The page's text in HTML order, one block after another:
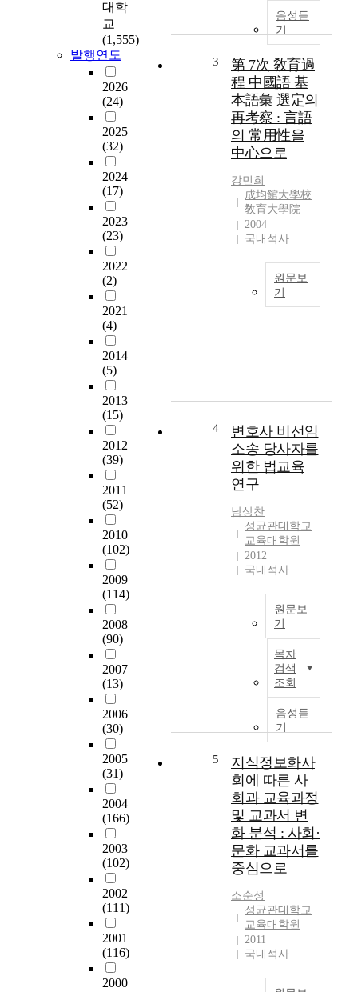
대학
교
(1,555)
발행연도
2026
(24)
2025
(32)
2024
(17)
2023
(23)
2022
(2)
2021
(4)
2014
(5)
2013
(15)
2012
(39)
2011
(52)
2010
(102)
2009
(114)
2008
(90)
2007
(13)
2006
(30)
2005
(31)
2004
(166)
2003
(102)
2002
(111)
2001
(116)
2000
나
음성듣
기
u
3
第 7次 敎育過
程 中國語 基
本語彙 選定의
再考察 : 言語
의 常用性을
中心으로
강민희
成均館大學校
敎育大學院
2004
국내석사
원문보
기
4
변호사 비선임
소송 당사자를
위한 법교육
연구
남상찬
성균관대학교
교육대학원
2012
국내석사
원문보
기
목차
검색
조회
음성듣
기
5
지식정보화사
회에 따른 사
회과 교육과정
및 교과서 변
화 분석 : 사회·
문화 교과서를
중심으로
소순성
성균관대학교
교육대학원
2011
국내석사